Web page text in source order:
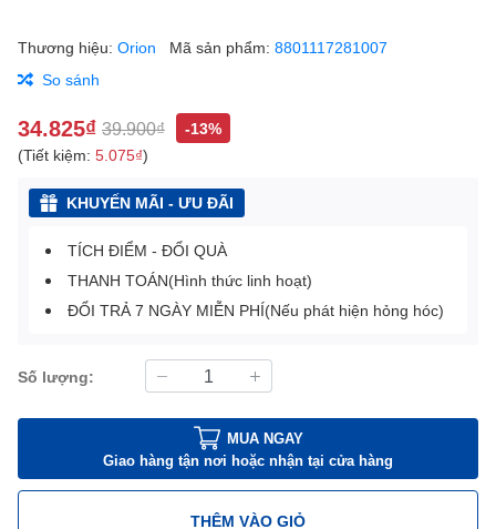
Thương hiệu: Orion Mã sản phẩm: 8801117281007
So sánh
34.825₫ 39.900₫
-13%
(Tiết kiệm: 5.075₫)
KHUYẾN MÃI - ƯU ĐÃI
TÍCH ĐIỂM - ĐỔI QUÀ
THANH TOÁN(Hình thức linh hoạt)
ĐỔI TRẢ 7 NGÀY MIỄN PHÍ(Nếu phát hiện hỏng hóc)
Số lượng:
MUA NGAY
Giao hàng tận nơi hoặc nhận tại cửa hàng
THÊM VÀO GIỎ